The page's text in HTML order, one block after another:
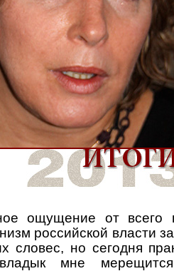
ощущение от всего
российской власти
словес, но сегодня
мне